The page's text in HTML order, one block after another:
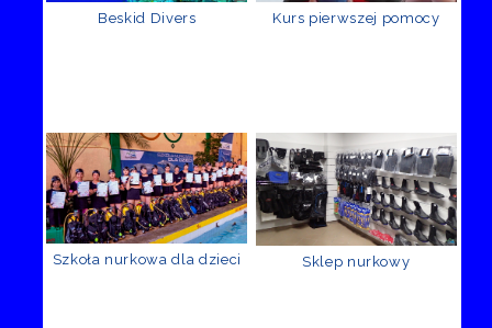
Beskid Divers Kurs pierwszej pomocy
Szkoła nurkowa dla dzieci Sklep nurkowy